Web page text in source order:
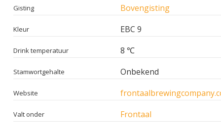
Gisting Bovengisting
Kleur EBC 9
Drink temperatuur 8 ℃
Stamwortgehalte Onbekend
Website
Valt onder Frontaal